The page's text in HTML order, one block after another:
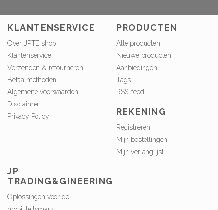
KLANTENSERVICE
Over JPTE shop
Klantenservice
Verzenden & retourneren
Betaalmethoden
Algemene voorwaarden
Disclaimer
Privacy Policy
PRODUCTEN
Alle producten
Nieuwe producten
Aanbiedingen
Tags
RSS-feed
REKENING
Registreren
Mijn bestellingen
Mijn verlanglijst
JP
TRADING&GINEERING
Oplossingen voor de